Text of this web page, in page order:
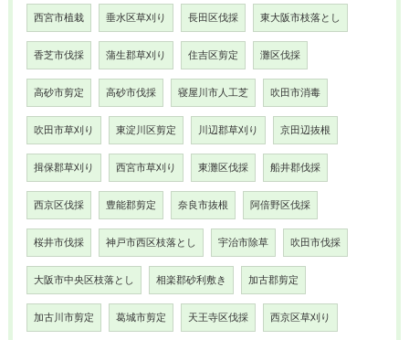
西宮市植栽 垂水区草刈り 長田区伐採 東大阪市枝落とし
香芝市伐採 蒲生郡草刈り 住吉区剪定 灘区伐採
高砂市剪定 高砂市伐採 寝屋川市人工芝 吹田市消毒
吹田市草刈り 東淀川区剪定 川辺郡草刈り 京田辺抜根
揖保郡草刈り 西宮市草刈り 東灘区伐採 船井郡伐採
西京区伐採 豊能郡剪定 奈良市抜根 阿倍野区伐採
桜井市伐採 神戸市西区枝落とし 宇治市除草 吹田市伐採
大阪市中央区枝落とし 相楽郡砂利敷き 加古郡剪定
加古川市剪定 葛城市剪定 天王寺区伐採 西京区草刈り